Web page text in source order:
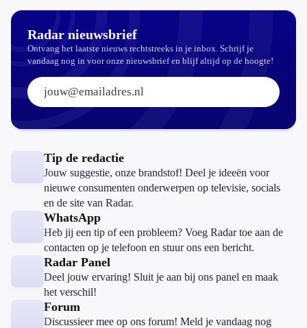
Radar nieuwsbrief
Ontvang het laatste nieuws rechtstreeks in je inbox. Schrijf je
vandaag nog in voor onze nieuwsbrief en blijf altijd op de hoogte!
E-mailadres:
Tip de redactie
Jouw suggestie, onze brandstof! Deel je ideeën voor
nieuwe consumenten onderwerpen op televisie, socials
en de site van Radar.
WhatsApp
Heb jij een tip of een probleem? Voeg Radar toe aan de
contacten op je telefoon en stuur ons een bericht.
Radar Panel
Deel jouw ervaring! Sluit je aan bij ons panel en maak
het verschil!
Forum
Discussieer mee op ons forum! Meld je vandaag nog